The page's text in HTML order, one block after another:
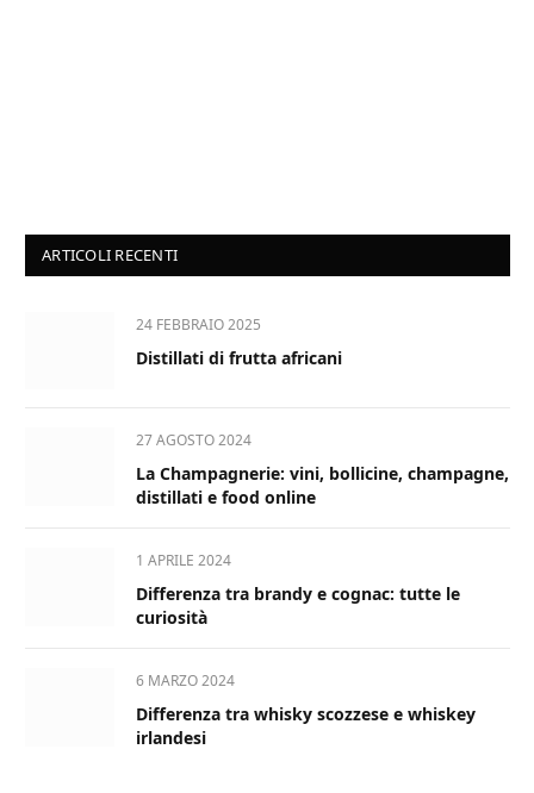
ARTICOLI RECENTI
24 FEBBRAIO 2025
Distillati di frutta africani
27 AGOSTO 2024
La Champagnerie: vini, bollicine, champagne,
distillati e food online
1 APRILE 2024
Differenza tra brandy e cognac: tutte le
curiosità
6 MARZO 2024
Differenza tra whisky scozzese e whiskey
irlandesi